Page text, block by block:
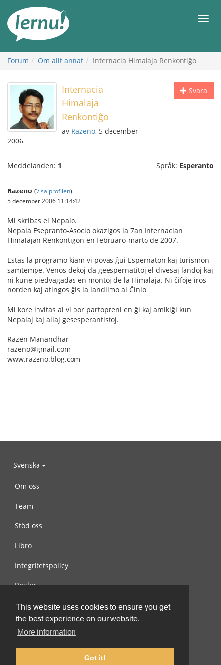
This website uses cookies to ensure you get
the best experience on our website.
More information
Got it!
sidans
innehåll
Meny
Forum Om allt annat Internacia Himalaja Renkontiĝo
Svara
Internacia
Himalaja
Renkontiĝo
av Razeno, 5 december
2006
Meddelanden: 1 Språk: Esperanto
Razeno (Visa profilen)
5 december 2006 11:14:42
Mi skribas el Nepalo.
Nepala Esepranto-Asocio okazigos la 7an Internacian
Himalajan Renkontiĝon en februaro-marto de 2007.
Estas la programo kiam vi povas ĝui Espernaton kaj turismon
samtempe. Venos dekoj da geespernatitoj el divesaj landoj kaj
ni kune piedvagadas en montoj de la Himalaja. Ni ĉifoje iros
norden kaj atingos ĝis la landlimo al Ĉinio.
Mi kore invitas al vi por partopreni en ĝi kaj amikiĝi kun
Nepalaj kaj aliaj gesesperantistoj.
Razen Manandhar
razeno@gmail.com
www.razeno.blog.com
Svenska
Om oss
Team
Stöd oss
Libro
Integritetspolicy
Regler
Kontakta oss